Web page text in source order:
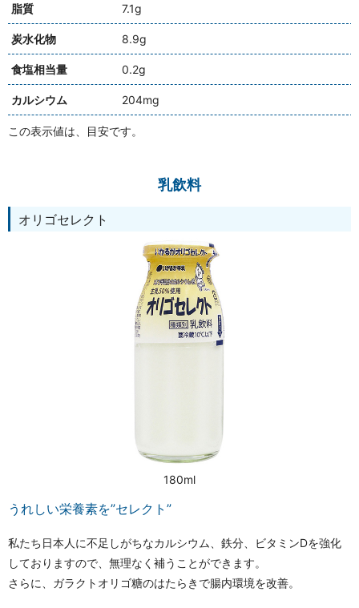
脂質 7.1g
炭水化物 8.9g
食塩相当量 0.2g
カルシウム 204mg
この表示値は、目安です。
乳飲料
オリゴセレクト
180ml
うれしい栄養素を”セレクト”
私たち日本人に不足しがちなカルシウム、鉄分、ビタミンDを強化
しておりますので、無理なく補うことができます。
さらに、ガラクトオリゴ糖のはたらきで腸内環境を改善。